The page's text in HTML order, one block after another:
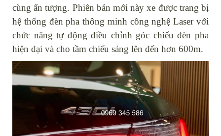
cùng ấn tượng. Phiên bản mới này xe được trang bị
hệ thống đèn pha thông minh công nghệ Laser với
chức năng tự động điều chỉnh góc chiếu đèn pha
hiện đại và cho tầm chiếu sáng lên đến hơn 600m.